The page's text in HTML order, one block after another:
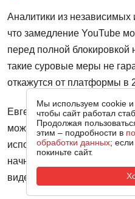
Аналитики из независимых
что замедление YouTube
перед полной
такие суровые меры не
откажутся от платформы в
Евгений Климарев, IT-
может уйти в «цифровое
использование VPN
начнут искать
видеоконтента.
Мы используем cookie и
чтобы сайт работал
Продолжая
этим – подробности в
обработки данных;
покиньте сайт.